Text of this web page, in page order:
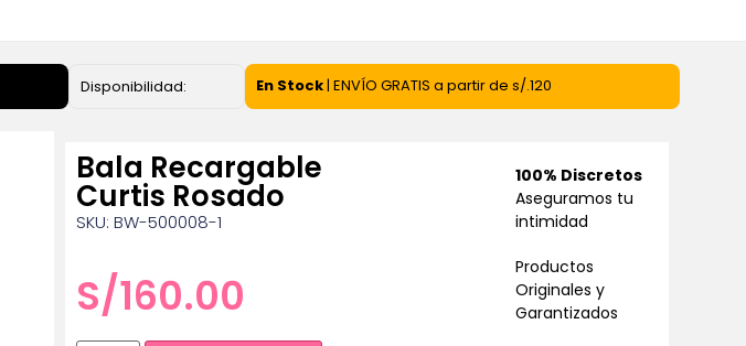
Disponibilidad: En Stock| ENVÍO GRATIS a partir de s/.120
Bala Recargable
Curtis Rosado
SKU: BW-500008-1
S/160.00
100% Discretos
Aseguramos tu
intimidad
Productos
Originales y
Garantizados